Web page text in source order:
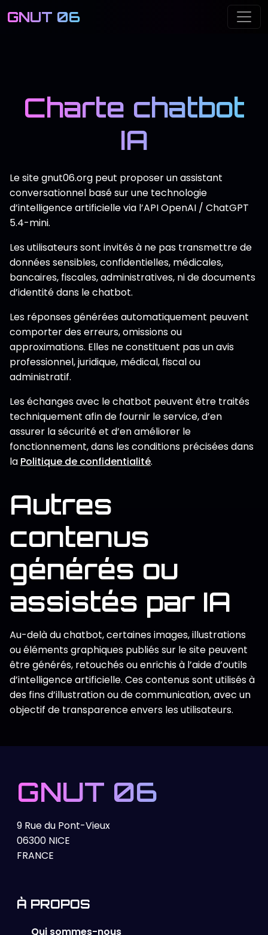
GNUT 06
Aller au contenu principal
Charte chatbot
IA
Le site gnut06.org peut proposer un assistant
conversationnel basé sur une technologie
d’intelligence artificielle via l’API OpenAI / ChatGPT
5.4-mini.
Les utilisateurs sont invités à ne pas transmettre de
données sensibles, confidentielles, médicales,
bancaires, fiscales, administratives, ni de documents
d’identité dans le chatbot.
Les réponses générées automatiquement peuvent
comporter des erreurs, omissions ou
approximations. Elles ne constituent pas un avis
professionnel, juridique, médical, fiscal ou
administratif.
Les échanges avec le chatbot peuvent être traités
techniquement afin de fournir le service, d’en
assurer la sécurité et d’en améliorer le
fonctionnement, dans les conditions précisées dans
la Politique de confidentialité.
Autres
contenus
générés ou
assistés par IA
Au-delà du chatbot, certaines images, illustrations
ou éléments graphiques publiés sur le site peuvent
être générés, retouchés ou enrichis à l’aide d’outils
d’intelligence artificielle. Ces contenus sont utilisés à
des fins d’illustration ou de communication, avec un
objectif de transparence envers les utilisateurs.
GNUT 06
9 Rue du Pont-Vieux
06300 NICE
FRANCE
À PROPOS
Qui sommes-nous